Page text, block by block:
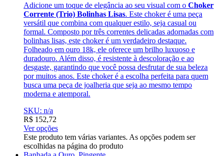
Adicione um toque de elegância ao seu visual com o Choker
Corrente (Trio) Bolinhas Lisas. Este choker é uma peça
versátil que combina com qualquer estilo, seja casual ou
formal. Composto por três correntes delicadas adornadas com
bolinhas lisas, este choker é um verdadeiro destaque.
Folheado em ouro 18k, ele oferece um brilho luxuoso e
duradouro. Além disso, é resistente à descoloração e ao
desgaste, garantindo que você possa desfrutar de sua beleza
por muitos anos. Este choker é a escolha perfeita para quem
busca uma peça de joalheria que seja ao mesmo tempo
moderna e atemporal.
SKU: n/a
R$ 152,72
Ver opções
Este produto tem várias variantes. As opções podem ser
escolhidas na página do produto